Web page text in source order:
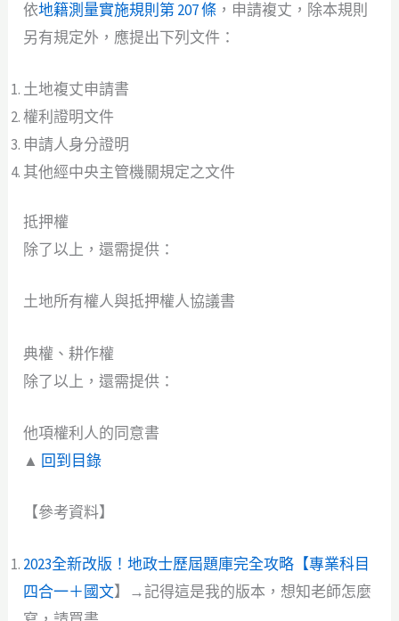
依地籍測量實施規則第 207 條 ，申請複丈，除本規則
另有規定外，應提出下列文件：
土地複丈申請書
權利證明文件
申請人身分證明
其他經中央主管機關規定之文件
抵押權
除了以上，還需提供：
土地所有權人與抵押權人協議書
典權、耕作權
除了以上，還需提供：
他項權利人的同意書
▲ 回到目錄
【參考資料】
2023全新改版！地政士歷屆題庫完全攻略【專業科目
四合一＋國文】→記得這是我的版本，想知老師怎麼